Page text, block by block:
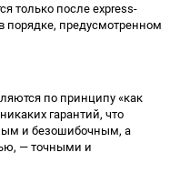
только после express-
порядке, предусмотренном
по принципу «как
гарантий, что
и безошибочным, а
— точными и